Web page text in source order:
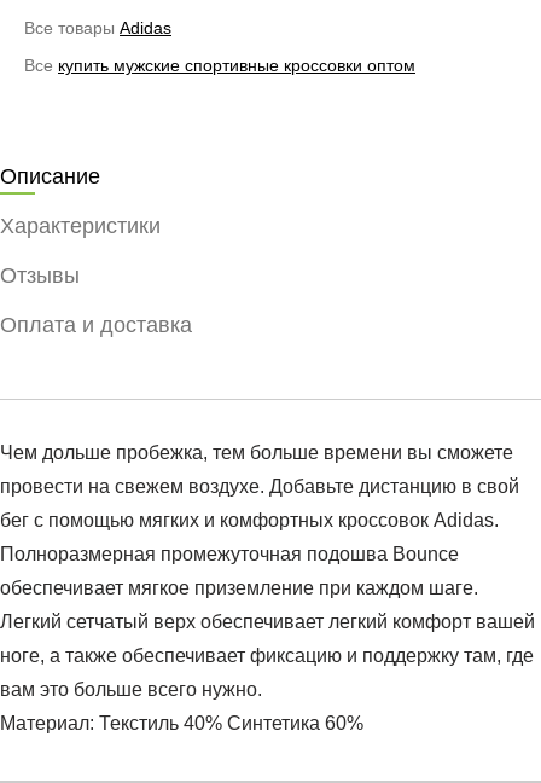
Все товары Adidas
Все купить мужские спортивные кроссовки оптом
Описание
Характеристики
Отзывы
Оплата и доставка
Чем дольше пробежка, тем больше времени вы сможете
провести на свежем воздухе. Добавьте дистанцию ​​в свой
бег с помощью мягких и комфортных кроссовок Adidas.
Полноразмерная промежуточная подошва Bounce
обеспечивает мягкое приземление при каждом шаге.
Легкий сетчатый верх обеспечивает легкий комфорт вашей
ноге, а также обеспечивает фиксацию и поддержку там, где
вам это больше всего нужно.
Материал: Текстиль 40% Синтетика 60%